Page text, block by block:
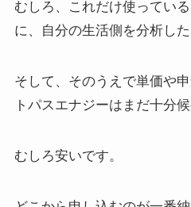
むしろ、これだけ使ってい
に、自分の生活側を分析した
そして、そのうえで単価や
トパスエナジーはまだ十分
むしろ安いです。